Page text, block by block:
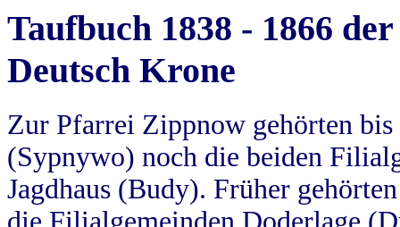
Taufbuch 1838 - 1866
Deutsch Krone
Zur Pfarrei Zippnow gehörten
(Sypnywo) noch die beiden
Jagdhaus (Budy). Früher